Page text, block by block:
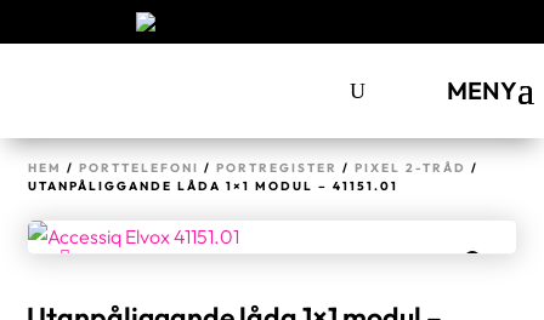
MENY
HEM /PORTTELEFONI /PORTREGISTER /PIXEL 2-TRÅD /
UTANPÅLIGGANDE LÅDA 1×1 MODUL – 41151.01